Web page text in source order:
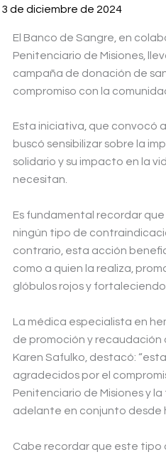
de diciembre de 2024
El Banco de Sangre, en
Penitenciario de Misiones,
campaña de donación de
compromiso con la
Esta iniciativa, que convocó
buscó sensibilizar sobre la
solidario y su impacto en la
necesitan.
Es fundamental recordar
ningún tipo de
contrario, esta acción
como a quien la realiza,
glóbulos rojos y
La médica especialista en
de promoción y recaudación
Karen Safulko, destacó:
agradecidos por el
Penitenciario de Misiones y
adelante en conjunto desde
Cabe recordar que este tipo